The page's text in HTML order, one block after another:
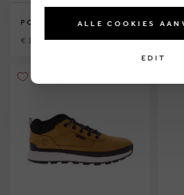
POLDINO
€ 119,95 €
ALLE COOKIES
EDIT